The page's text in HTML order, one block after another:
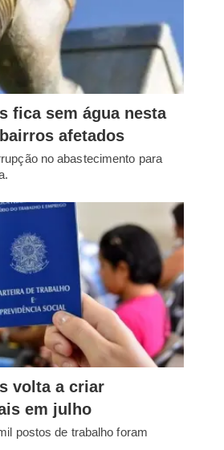
fica sem água nesta
afetados
no abastecimento para
volta a criar
em julho
postos de trabalho foram